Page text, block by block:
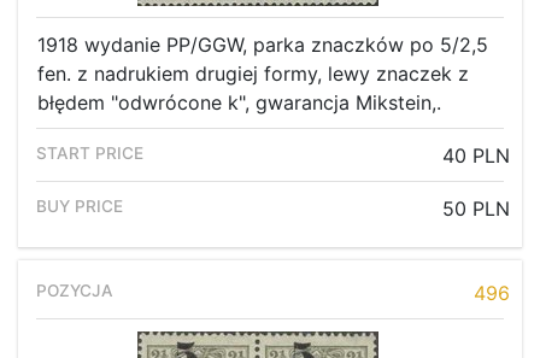
1918 wydanie PP/GGW, parka znaczków po 5/2,5
fen. z nadrukiem drugiej formy, lewy znaczek z
błędem "odwrócone k", gwarancja Mikstein,.
40 PLN
50 PLN
496